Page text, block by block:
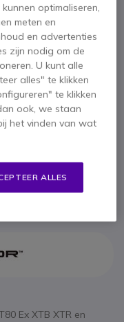
ASDM6
voor
UUR
optimaliseren,
meten en
en advertenties
zijn nodig om de
U kunt alle
alles" te klikken
te klikken
ook, we staan
het vinden van wat
ALLES